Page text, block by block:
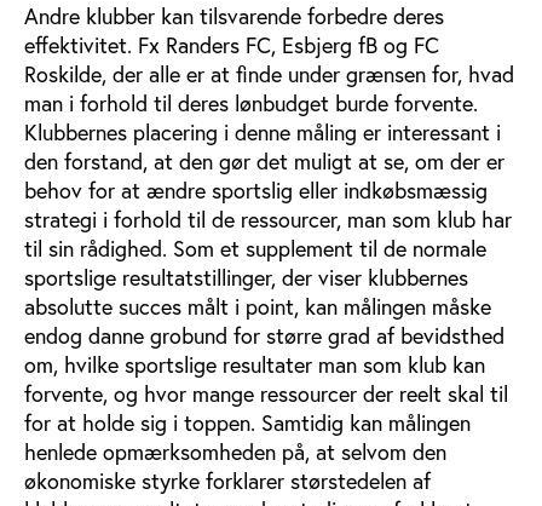
Andre klubber kan tilsvarende forbedre deres
effektivitet. Fx Randers FC, Esbjerg fB og FC
Roskilde, der alle er at finde under grænsen for, hvad
man i forhold til deres lønbudget burde forvente.
Klubbernes placering i denne måling er interessant i
den forstand, at den gør det muligt at se, om der er
behov for at ændre sportslig eller indkøbsmæssig
strategi i forhold til de ressourcer, man som klub har
til sin rådighed. Som et supplement til de normale
sportslige resultatstillinger, der viser klubbernes
absolutte succes målt i point, kan målingen måske
endog danne grobund for større grad af bevidsthed
om, hvilke sportslige resultater man som klub kan
forvente, og hvor mange ressourcer der reelt skal til
for at holde sig i toppen. Samtidig kan målingen
henlede opmærksomheden på, at selvom den
økonomiske styrke forklarer størstedelen af